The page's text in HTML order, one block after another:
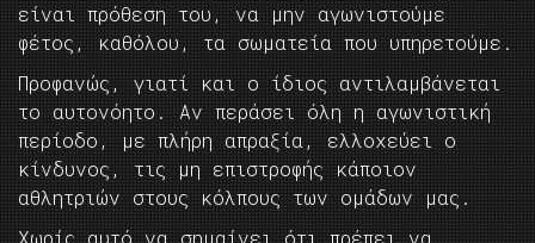
είναι πρόθεση του, να μην αγωνιστούμε
φέτος, καθόλου, τα σωματεία που υπηρετούμε.
Προφανώς, γιατί και ο ίδιος αντιλαμβάνεται
το αυτονόητο. Αν περάσει όλη η αγωνιστική
περίοδο, με πλήρη απραξία, ελλοχεύει ο
κίνδυνος, τις μη επιστροφής κάποιον
αθλητριών στους κόλπους των ομάδων μας.
Χωρίς αυτό να σημαίνει ότι πρέπει να